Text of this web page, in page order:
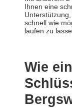
Ihnen eine
schnell wie
laufen zu
Wie